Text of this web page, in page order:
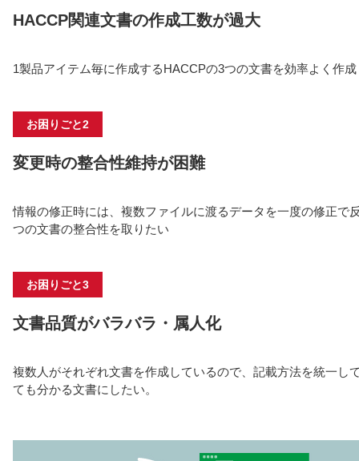
HACCP関連文書の作成工数が過大
1製品アイテム毎に作成するHACCPの3つの文書を効率よく作
お困りごと2
変更時の整合性維持が困難
情報の修正時には、複数ファイルに渡るデータを一度の修正で
つの文書の整合性を取りたい
お困りごと3
文書品質がバラバラ・属人化
複数人がそれぞれ文書を作成しているので、記載方法を統一し
ても分かる文書にしたい。